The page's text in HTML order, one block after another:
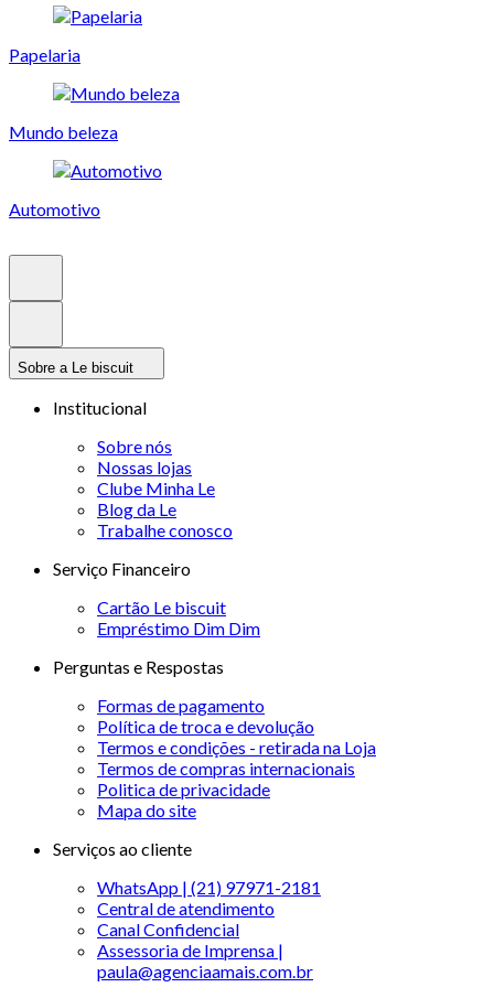
Papelaria
Mundo beleza
Automotivo
Sobre a Le biscuit
Institucional
Sobre nós
Nossas lojas
Clube Minha Le
Blog da Le
Trabalhe conosco
Serviço Financeiro
Cartão Le biscuit
Empréstimo Dim Dim
Perguntas e Respostas
Formas de pagamento
Política de troca e devolução
Termos e condições - retirada na Loja
Termos de compras internacionais
Politica de privacidade
Mapa do site
Serviços ao cliente
WhatsApp | (21) 97971-2181
Central de atendimento
Canal Confidencial
Assessoria de Imprensa |
paula@agenciaamais.com.br